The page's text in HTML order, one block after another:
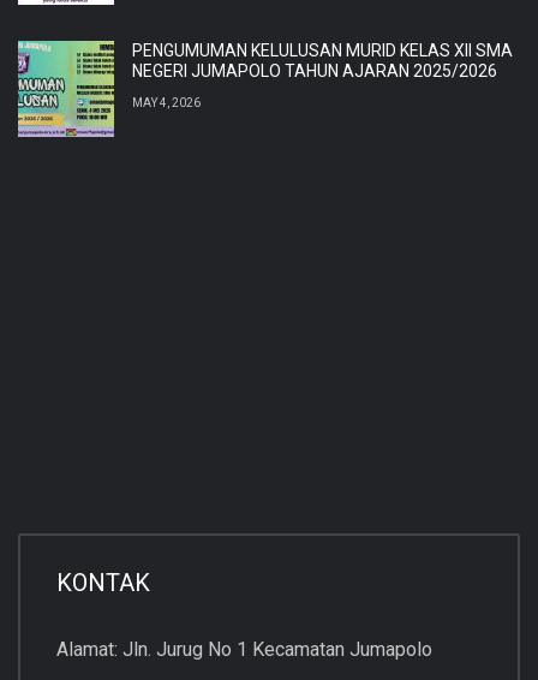
PENGUMUMAN KELULUSAN MURID KELAS XII SMA
NEGERI JUMAPOLO TAHUN AJARAN 2025/2026
MAY 4, 2026
KONTAK
Alamat: Jln. Jurug No 1 Kecamatan Jumapolo